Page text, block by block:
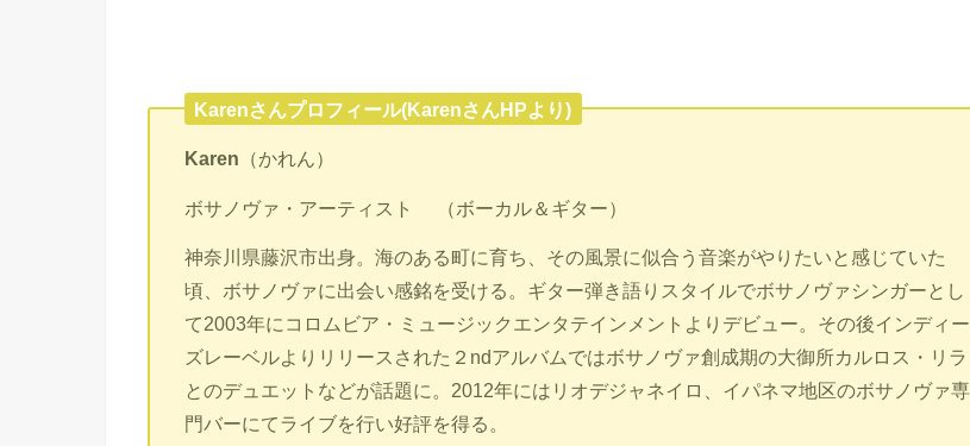
Karenさんプロフィール(KarenさんHPより)
Karen （かれん）
ボサノヴァ・アーティスト （ボーカル＆ギター）
神奈川県藤沢市出身。海のある町に育ち、その風景に似合う音楽がやりたいと感じていた
頃、ボサノヴァに出会い感銘を受ける。ギター弾き語りスタイルでボサノヴァシンガーとし
て2003年にコロムビア・ミュージックエンタテインメントよりデビュー。その後インディー
ズレーベルよりリリースされた２ndアルバムではボサノヴァ創成期の大御所カルロス・リラ
とのデュエットなどが話題に。2012年にはリオデジャネイロ、イパネマ地区のボサノヴァ専
門バーにてライブを行い好評を得る。